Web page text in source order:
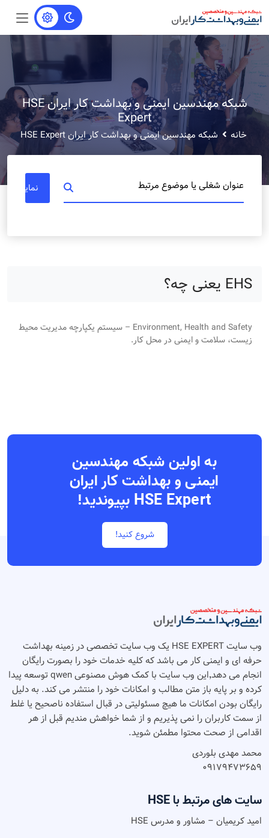
شبکه مهندسین ایمنی و بهداشت کار ایران HSE
Expert
خانه شبکه مهندسین ایمنی و بهداشت کار ایران HSE Expert
عنوان شغلی یا موضوع مرتبط نمایش
EHS یعنی چه؟
Environment, Health and Safety – سیستم یکپارچه مدیریت محیط
زیست، سلامت و ایمنی در محل کار.
به اولین شبکه مهندسین
ایمنی و بهداشت کار ایران
HSE Expert بپیوندید!
شروع کنید!
وب سایت HSE EXPERT یک وب سایت تخصصی در زمینه بهداشت
حرفه ای و ایمنی کار می باشد که کلیه خدمات خود را بصورت رایگان
انجام می دهد٬‌این وب سایت با کمک هوش مصنوعی qwen توسعه پیدا
کرده و بر پایه باز متن مطالب و امکانات خود را منتشر می کند. به دلیل
رایگان بودن امکانات ما هیچ مسئولیتی در قبال استفاده ناصحیح یا غلط
از سمت کاربران را نمی پذیریم و از شما خواهش مندیم قبل از هر
اقدامی از صحت محتوا مطمئن شوید.
محمد مهدی بلوردی
۰۹۱۷۹۴۷۳۶۵۹
سایت های مرتبط با HSE
امید کریمیان – مشاور و مدرس HSE